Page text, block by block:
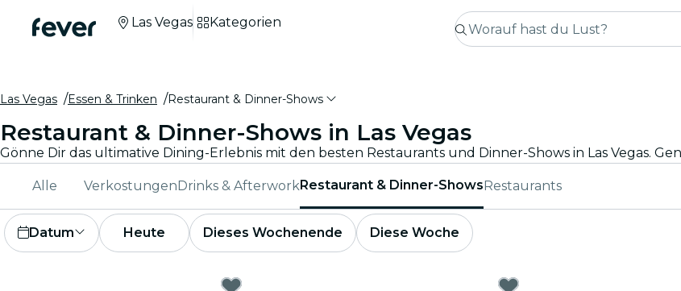
Las Vegas Kategorien
Las Vegas Essen & Trinken Restaurant & Dinner-Shows
Restaurant & Dinner-Shows in Las Vegas
Alle VerkostungenDrinks & AfterworkRestaurant & Dinner-ShowsRestaurants
Datum Heute Dieses Wochenende Diese Woche